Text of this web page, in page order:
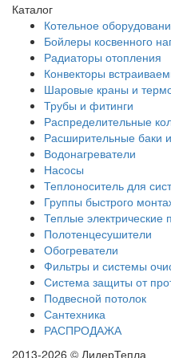
Каталог
Котельное
Бойлеры косвенного
Радиаторы отопления
Конвекторы
Шаровые краны и
Трубы и фитинги
Распределительные
Расширительные баки
Водонагреватели
Насосы
Теплоноситель для
Группы быстрого
Теплые электрические
Полотенцесушители
Обогреватели
Фильтры и системы
Система защиты от
Подвесной потолок
Сантехника
РАСПРОДАЖА
2013-2026 © ЛидерТепла